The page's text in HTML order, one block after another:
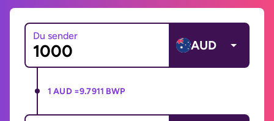
Du sender
AUD
1 AUD =9.7911 BWP